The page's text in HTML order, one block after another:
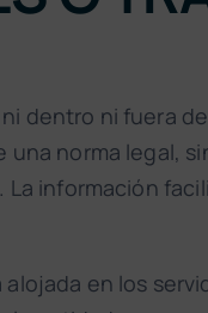
dentro ni fuera
norma legal,
información
en los